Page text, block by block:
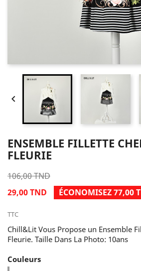

ENSEMBLE FILLETTE
FLEURIE
106,00 TND
29,00 TND
ÉCONOMISEZ 77,00
TTC
Chill&Lit Vous Propose un Ensemble
Fleurie. Taille Dans La Photo: 10ans
Couleurs